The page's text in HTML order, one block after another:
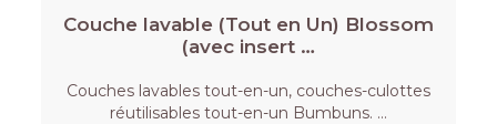
Couche lavable (Tout en Un) Blossom
(avec insert …
Couches lavables tout-en-un, couches-culottes
réutilisables tout-en-un Bumbuns. …